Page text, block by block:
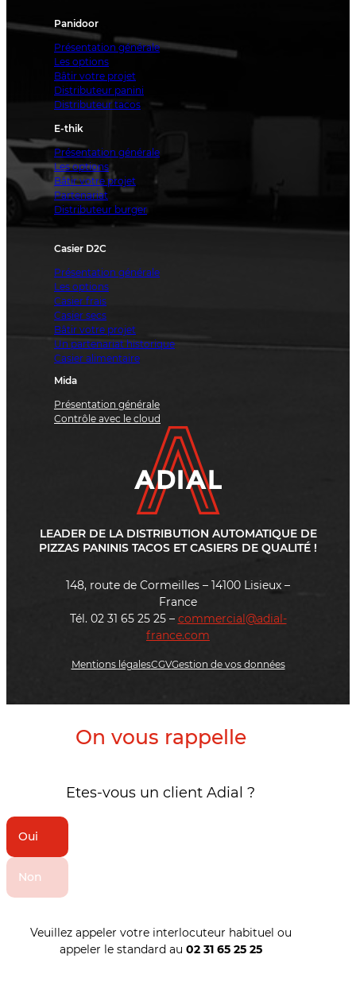
Panidoor
Présentation générale
Les options
Bâtir votre projet
Distributeur panini
Distributeur tacos
E-thik
Présentation générale
Les options
Bâtir votre projet
Partenariat
Distributeur burger
Casier D2C
Présentation générale
Les options
Casier frais
Casier secs
Bâtir votre projet
Un partenariat historique
Casier alimentaire
Mida
Présentation générale
Contrôle avec le cloud
LEADER DE LA DISTRIBUTION AUTOMATIQUE DE
PIZZAS PANINIS TACOS ET CASIERS DE QUALITÉ !
148, route de Cormeilles – 14100 Lisieux –
France
Tél. 02 31 65 25 25 – commercial@adial-
france.com
Mentions légalesCGVGestion de vos données
On vous rappelle
Etes-vous un client Adial ?
Oui
Non
Veuillez appeler votre interlocuteur habituel ou
appeler le standard au 02 31 65 25 25